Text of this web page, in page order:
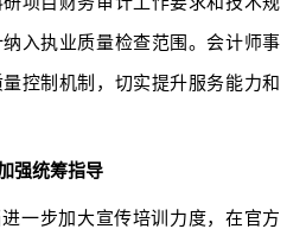
入执业质量检查范围。会计师事
控制机制，切实提升服务能力和
强统筹指导
一步加大宣传培训力度，在官方